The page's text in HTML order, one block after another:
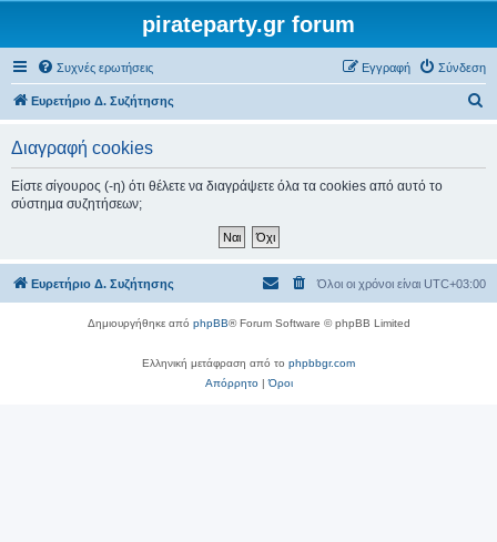
pirateparty.gr forum
Συχνές ερωτήσεις Σύνδεση
Εγγραφή
Ευρετήριο Δ. Συζήτησης
σ
Διαγραφή cookies
Είστε σίγουρος (-η) ότι θέλετε να διαγράψετε όλα τα cookies από αυτό το
σύστημα συζητήσεων;
Ευρετήριο Δ. Συζήτησης Όλοι οι χρόνοι είναι UTC+03:00
Δημιουργήθηκε από phpBB® Forum Software © phpBB Limited
Ελληνική μετάφραση από το phpbbgr.com
Απόρρητο|Όροι